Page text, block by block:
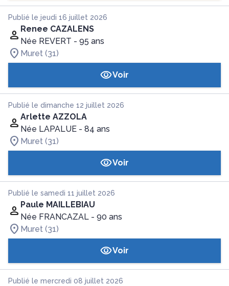
Publié le jeudi 16 juillet 2026
Renee CAZALENS
Née REVERT - 95 ans
Muret (31)
Voir
Publié le dimanche 12 juillet 2026
Arlette AZZOLA
Née LAPALUE - 84 ans
Muret (31)
Voir
Publié le samedi 11 juillet 2026
Paule MAILLEBIAU
Née FRANCAZAL - 90 ans
Muret (31)
Voir
Publié le mercredi 08 juillet 2026